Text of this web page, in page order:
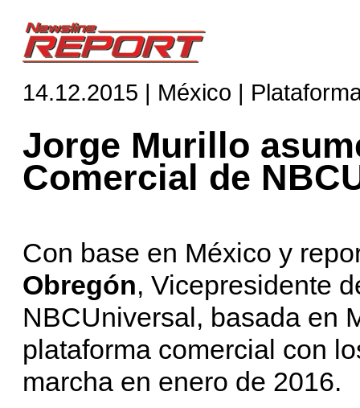
14.12.2015 | México |
Jorge Murillo
Comercial de
Con base en México y
Obregón, Vicepresidente
NBCUniversal, basada en
plataforma comercial con
marcha en enero de 2016.